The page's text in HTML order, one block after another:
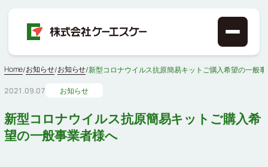
Home/お知らせ/お知らせ/新型コロナウイルス抗原簡易キットご購入希望の一般
2021.09.07 お知らせ
新型コロナウイルス抗原簡易キットご購入希
望の一般事業者様へ